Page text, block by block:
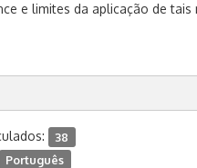
e limites da aplicação de
38
Português